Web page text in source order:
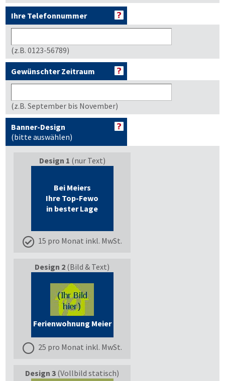
Ihre Telefonnummer
(z.B. 0123-56789)
Gewünschter Zeitraum
(z.B. September bis November)
Banner-Design
(bitte auswählen)
Design 1 (nur Text)
Bei Meiers
Ihre Top-Fewo
in bester Lage
15 pro Monat inkl. MwSt.
Design 2 (Bild & Text)
Ferienwohnung Meier
25 pro Monat inkl. MwSt.
Design 3 (Vollbild statisch)